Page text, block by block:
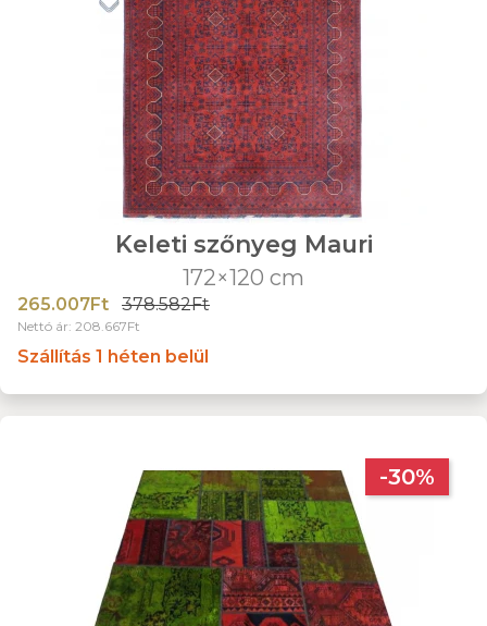
Keleti szőnyeg Mauri
172×120 cm
265.007Ft 378.582Ft
Nettó ár: 208.667Ft
Szállítás 1 héten belül
-30%